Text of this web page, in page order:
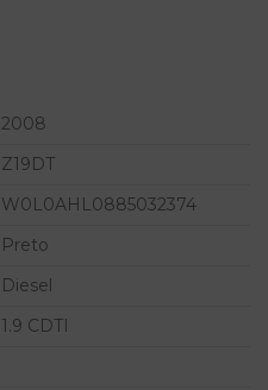
2008
Z19DT
W0L0AHL0885032374
Preto
Diesel
1.9 CDTI